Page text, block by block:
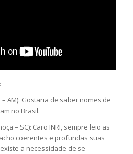
AM): Gostaria de saber nomes de
no Brasil.
– SC): Caro INRI, sempre leio as
coerentes e profundas suas
a necessidade de se